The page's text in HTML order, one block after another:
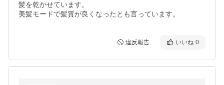
髪を乾かせています。
美髪モードで髪質が良くなったとも言っています。
違反報告 いいね 0